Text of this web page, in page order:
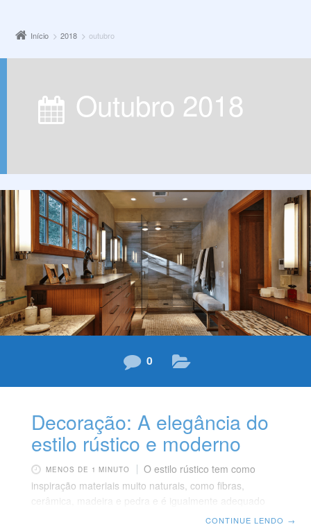
Início 2018 outubro
outubro 2018
0
Decoração: A elegância do
estilo rústico e moderno
MENOS DE 1 MINUTO
O estilo rústico tem como
inspiração materiais muito naturais, como fibras,
cerâmica, madeira e pedra e é igualmente adequado
para o campo e para a cidade. Atualmente, naCONTINUE LENDO →